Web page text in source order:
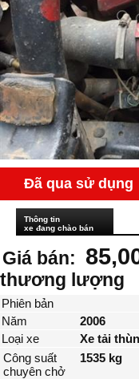
Đã qua sử dụng
Thông tin
xe đang chào bán
Giá bán:
thương lượng
Phiên bản
Năm
2006
Loại xe
Xe tải
Công suất
chuyên chở
1535 kg